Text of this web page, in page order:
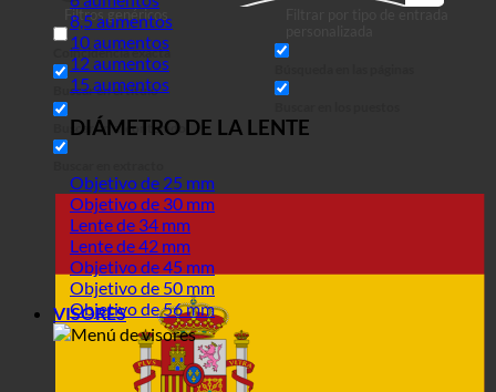
Filtros genéricos
Coincidencia exacta
Buscar en el título
Buscar en el contenido
8,5 aumentos
10 aumentos
12 aumentos
15 aumentos
DIÁMETRO DE LA LENTE
Objetivo de 25 mm
Objetivo de 30 mm
Lente de 34 mm
Lente de 42 mm
Objetivo de 45 mm
Objetivo de 50 mm
Objetivo de 56 mm
VISORES